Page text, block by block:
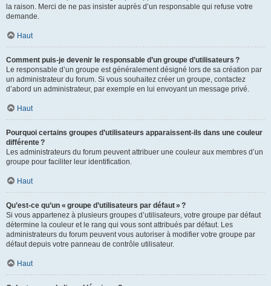
la raison. Merci de ne pas insister auprès d’un responsable qui refuse votre
demande.
Haut
Comment puis-je devenir le responsable d’un groupe d’utilisateurs ?
Le responsable d’un groupe est généralement désigné lors de sa création par
un administrateur du forum. Si vous souhaitez créer un groupe, contactez
d’abord un administrateur, par exemple en lui envoyant un message privé.
Haut
Pourquoi certains groupes d’utilisateurs apparaissent-ils dans une couleur
différente ?
Les administrateurs du forum peuvent attribuer une couleur aux membres d’un
groupe pour faciliter leur identification.
Haut
Qu’est-ce qu’un « groupe d’utilisateurs par défaut » ?
Si vous appartenez à plusieurs groupes d’utilisateurs, votre groupe par défaut
détermine la couleur et le rang qui vous sont attribués par défaut. Les
administrateurs du forum peuvent vous autoriser à modifier votre groupe par
défaut depuis votre panneau de contrôle utilisateur.
Haut